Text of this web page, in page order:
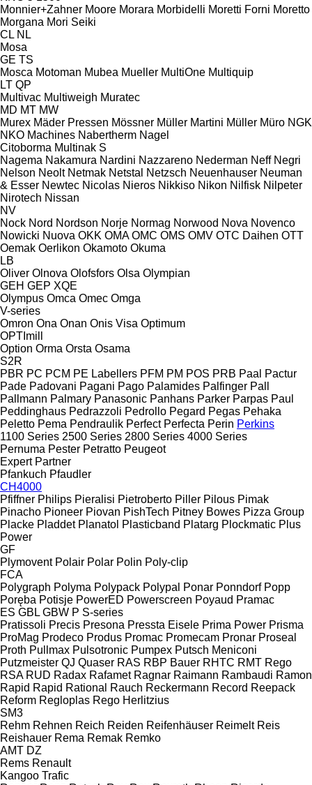
Monnier+Zahner Moore Morara Morbidelli Moretti Forni Moretto
Morgana Mori Seiki
CL NL
Mosa
GE TS
Mosca Motoman Mubea Mueller MultiOne Multiquip
LT QP
Multivac Multiweigh Muratec
MD MT MW
Murex Mäder Pressen Mössner Müller Martini Müller Müro NGK
NKO Machines Nabertherm Nagel
Citoborma Multinak S
Nagema Nakamura Nardini Nazzareno Nederman Neff Negri
Nelson Neolt Netmak Netstal Netzsch Neuenhauser Neuman
& Esser Newtec Nicolas Nieros Nikkiso Nikon Nilfisk Nilpeter
Nirotech Nissan
NV
Nock Nord Nordson Norje Normag Norwood Nova Novenco
Nowicki Nuova OKK OMA OMC OMS OMV OTC Daihen OTT
Oemak Oerlikon Okamoto Okuma
LB
Oliver Olnova Olofsfors Olsa Olympian
GEH GEP XQE
Olympus Omca Omec Omga
V-series
Omron Ona Onan Onis Visa Optimum
OPTImill
Option Orma Orsta Osama
S2R
PBR PC PCM PE Labellers PFM PM POS PRB Paal
Pactur
Pade Padovani Pagani Pago Palamides Palfinger Pall
Pallmann Palmary Panasonic Panhans Parker Parpas Paul
Peddinghaus Pedrazzoli Pedrollo Pegard Pegas Pehaka
Peletto Pema Pendraulik Perfect Perfecta Perin Perkins
1100 Series 2500 Series 2800 Series 4000 Series
Pernuma Pester Petratto Peugeot
Expert Partner
Pfankuch Pfaudler
CH4000
Pfiffner Philips Pieralisi Pietroberto Piller Pilous Pimak
Pinacho Pioneer Piovan PishTech Pitney Bowes Pizza Group
Placke Pladdet Planatol Plasticband Platarg Plockmatic Plus
Power
GF
Plymovent Polair Polar Polin Poly-clip
FCA
Polygraph Polyma Polypack Polypal Ponar Ponndorf Popp
Poręba Potisje PowerED Powerscreen Poyaud Pramac
ES GBL GBW P S-series
Pratissoli Precis Presona Pressta Eisele Prima Power Prisma
ProMag Prodeco Produs Promac Promecam Pronar Proseal
Proth Pullmax Pulsotronic Pumpex Putsch Meniconi
Putzmeister QJ Quaser RAS RBP Bauer RHTC RMT Rego
RSA RUD Radax Rafamet Ragnar Raimann Rambaudi Ramon
Rapid Rapid Rational Rauch Reckermann Record Reepack
Reform Regloplas Rego Herlitzius
SM3
Rehm Rehnen Reich Reiden Reifenhäuser Reimelt Reis
Reishauer Rema Remak Remko
AMT DZ
Rems Renault
Kangoo Trafic